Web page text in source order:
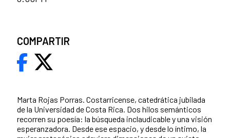
Marta Rojas Porras. Costarricense, catedrática jubilada
de la Universidad de Costa Rica. Dos hilos semánticos
recorren su poesía: la búsqueda inclaudicable y una visión
esperanzadora. Desde ese espacio, y desde lo íntimo, la
COMPARTIR